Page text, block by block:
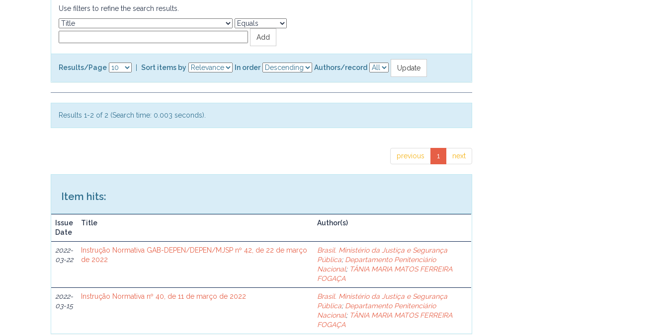
Use filters to refine the search results.
Results/Page Sort items by In order Authors/record
Results 1-2 of 2 (Search time: 0.003 seconds).
previous 1 next
Item hits:
Issue
Date
Title Author(s)
2022-
03-22
Instrução Normativa GAB-DEPEN/DEPEN/MJSP nº 42, de 22 de março
de 2022
Brasil. Ministério da Justiça e Segurança
Pública; Departamento Penitenciário
Nacional; TÂNIA MARIA MATOS FERREIRA
FOGAÇA
2022-
03-15
Instrução Normativa nº 40, de 11 de março de 2022
Brasil. Ministério da Justiça e Segurança
Pública; Departamento Penitenciário
Nacional; TÂNIA MARIA MATOS FERREIRA
FOGAÇA